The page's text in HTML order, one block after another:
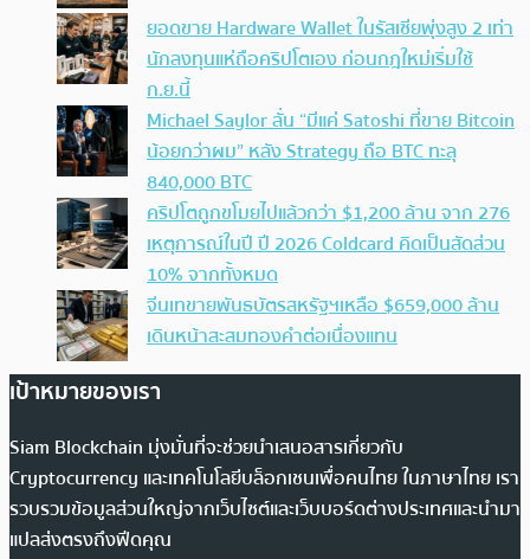
ยอดขาย Hardware Wallet ในรัสเซียพุ่งสูง 2 เท่า
นักลงทุนแห่ถือคริปโตเอง ก่อนกฎใหม่เริ่มใช้
ก.ย.นี้
Michael Saylor ลั่น “มีแค่ Satoshi ที่ขาย Bitcoin
น้อยกว่าผม” หลัง Strategy ถือ BTC ทะลุ
840,000 BTC
คริปโตถูกขโมยไปแล้วกว่า $1,200 ล้าน จาก 276
เหตุการณ์ในปี ปี 2026 Coldcard คิดเป็นสัดส่วน
10% จากทั้งหมด
จีนเทขายพันธบัตรสหรัฐฯเหลือ $659,000 ล้าน
เดินหน้าสะสมทองคำต่อเนื่องแทน
เป้าหมายของเรา
Siam Blockchain มุ่งมั่นที่จะช่วยนำเสนอสารเกี่ยวกับ
Cryptocurrency และเทคโนโลยีบล็อกเชนเพื่อคนไทย ในภาษาไทย เรา
รวบรวมข้อมูลส่วนใหญ่จากเว็บไซต์และเว็บบอร์ดต่างประเทศและนำมา
แปลส่งตรงถึงฟีดคุณ